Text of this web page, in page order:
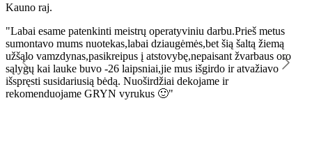
Kauno raj.
"Labai esame patenkinti meistrų operatyviniu darbu.Prieš metus
sumontavo mums nuotekas,labai dziaugėmės,bet šią šaltą žiemą
užšąlo vamzdynas,pasikreipus į atstovybę,nepaisant žvarbaus oro
sąlygų kai lauke buvo -26 laipsniai,jie mus išgirdo ir atvažiavo
išspręsti susidariusią bėdą. Nuoširdžiai dekojame ir
rekomenduojame GRYN vyrukus 🙂"